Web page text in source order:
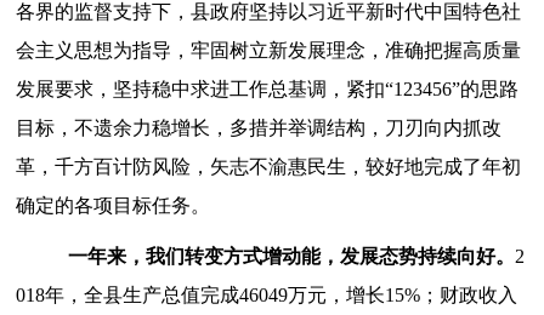
各界的监督支持下，县政府坚持以习近平新时代中国特色社
会主义思想为指导，牢固树立新发展理念，准确把握高质量
发展要求，坚持稳中求进工作总基调，紧扣“123456”的思路
目标，不遗余力稳增长，多措并举调结构，刀刃向内抓改
革，千方百计防风险，矢志不渝惠民生，较好地完成了年初
确定的各项目标任务。
一年来，我们转变方式增动能，发展态势持续向好。 2
018年，全县生产总值完成46049万元，增长15%；财政收入